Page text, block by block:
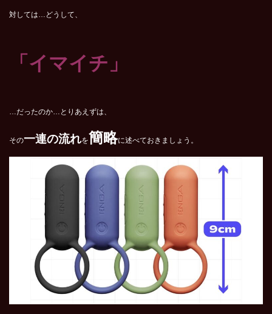
対しては…どうして、
「イマイチ」
…だったのか…とりあえずは、
その一連の流れを簡略に述べておきましょう。